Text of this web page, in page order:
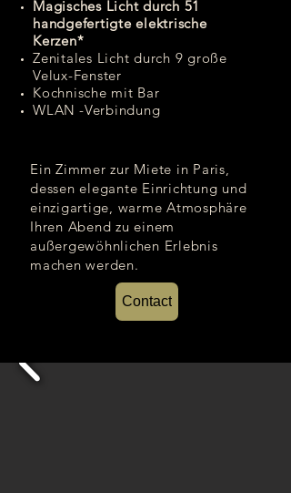
Magisches Licht durch 51
handgefertigte elektrische
Kerzen*
Zenitales Licht durch 9 große
Velux-Fenster
Kochnische mit Bar
WLAN -Verbindung
Ein Zimmer zur Miete in Paris,
dessen elegante Einrichtung und
einzigartige, warme Atmosphäre
Ihren Abend zu einem
außergewöhnlichen Erlebnis
machen werden.
Contact